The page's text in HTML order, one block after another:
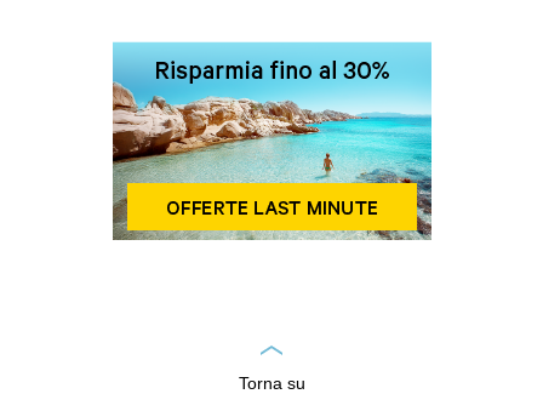
Torna su